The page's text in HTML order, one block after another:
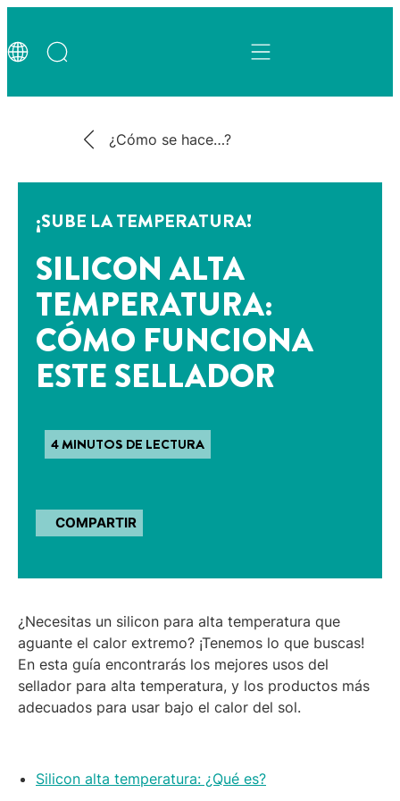
¿Cómo se hace…?
¡SUBE LA TEMPERATURA!
SILICON ALTA
TEMPERATURA:
CÓMO FUNCIONA
ESTE SELLADOR
4 MINUTOS DE LECTURA
COMPARTIR
¿Necesitas un silicon para alta temperatura que
aguante el calor extremo? ¡Tenemos lo que buscas!
En esta guía encontrarás los mejores usos del
sellador para alta temperatura, y los productos más
adecuados para usar bajo el calor del sol.
Silicon alta temperatura: ¿Qué es?